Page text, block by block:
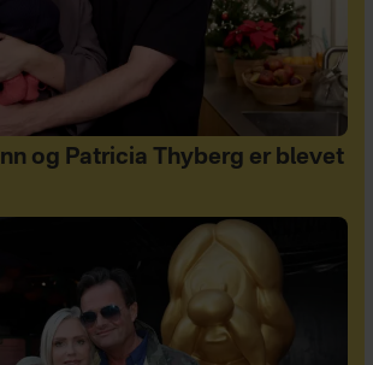
og Patricia Thyberg er blevet